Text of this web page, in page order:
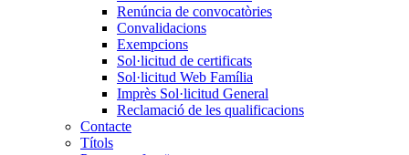
Renúncia de convocatòries
Convalidacions
Exempcions
Sol·licitud de certificats
Sol·licitud Web Família
Imprès Sol·licitud General
Reclamació de les qualificacions
Contacte
Títols